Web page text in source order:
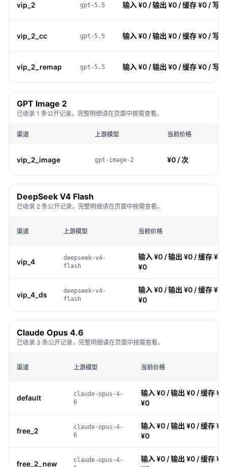
vip_2 gpt-5.5 输入 ¥0 / 输出 ¥0 / 缓存 ¥0 / 写
vip_2_cc gpt-5.5 输入 ¥0 / 输出 ¥0 / 缓存 ¥0 / 写
vip_2_remap gpt-5.5 输入 ¥0 / 输出 ¥0 / 缓存 ¥0 / 写
GPT Image 2
已收录 1 条公开记录，完整明细请在页面中按需查看。
渠道 上游模型 当前价格
vip_2_image gpt-image-2 ¥0 / 次
DeepSeek V4 Flash
已收录 2 条公开记录，完整明细请在页面中按需查看。
渠道 上游模型 当前价格
vip_4
deepseek-v4-
flash
输入 ¥0 / 输出 ¥0 / 缓存 ¥0
¥0
vip_4_ds
deepseek-v4-
flash
输入 ¥0 / 输出 ¥0 / 缓存 ¥0
¥0
Claude Opus 4.6
已收录 3 条公开记录，完整明细请在页面中按需查看。
渠道 上游模型 当前价格
default
claude-opus-4-
6
输入 ¥0 / 输出 ¥0 / 缓存 ¥0
¥0
free_2
claude-opus-4-
6
输入 ¥0 / 输出 ¥0 / 缓存 ¥0
¥0
free_2_new
claude-opus-4-
输入 ¥0 / 输出 ¥0 / 缓存 ¥0